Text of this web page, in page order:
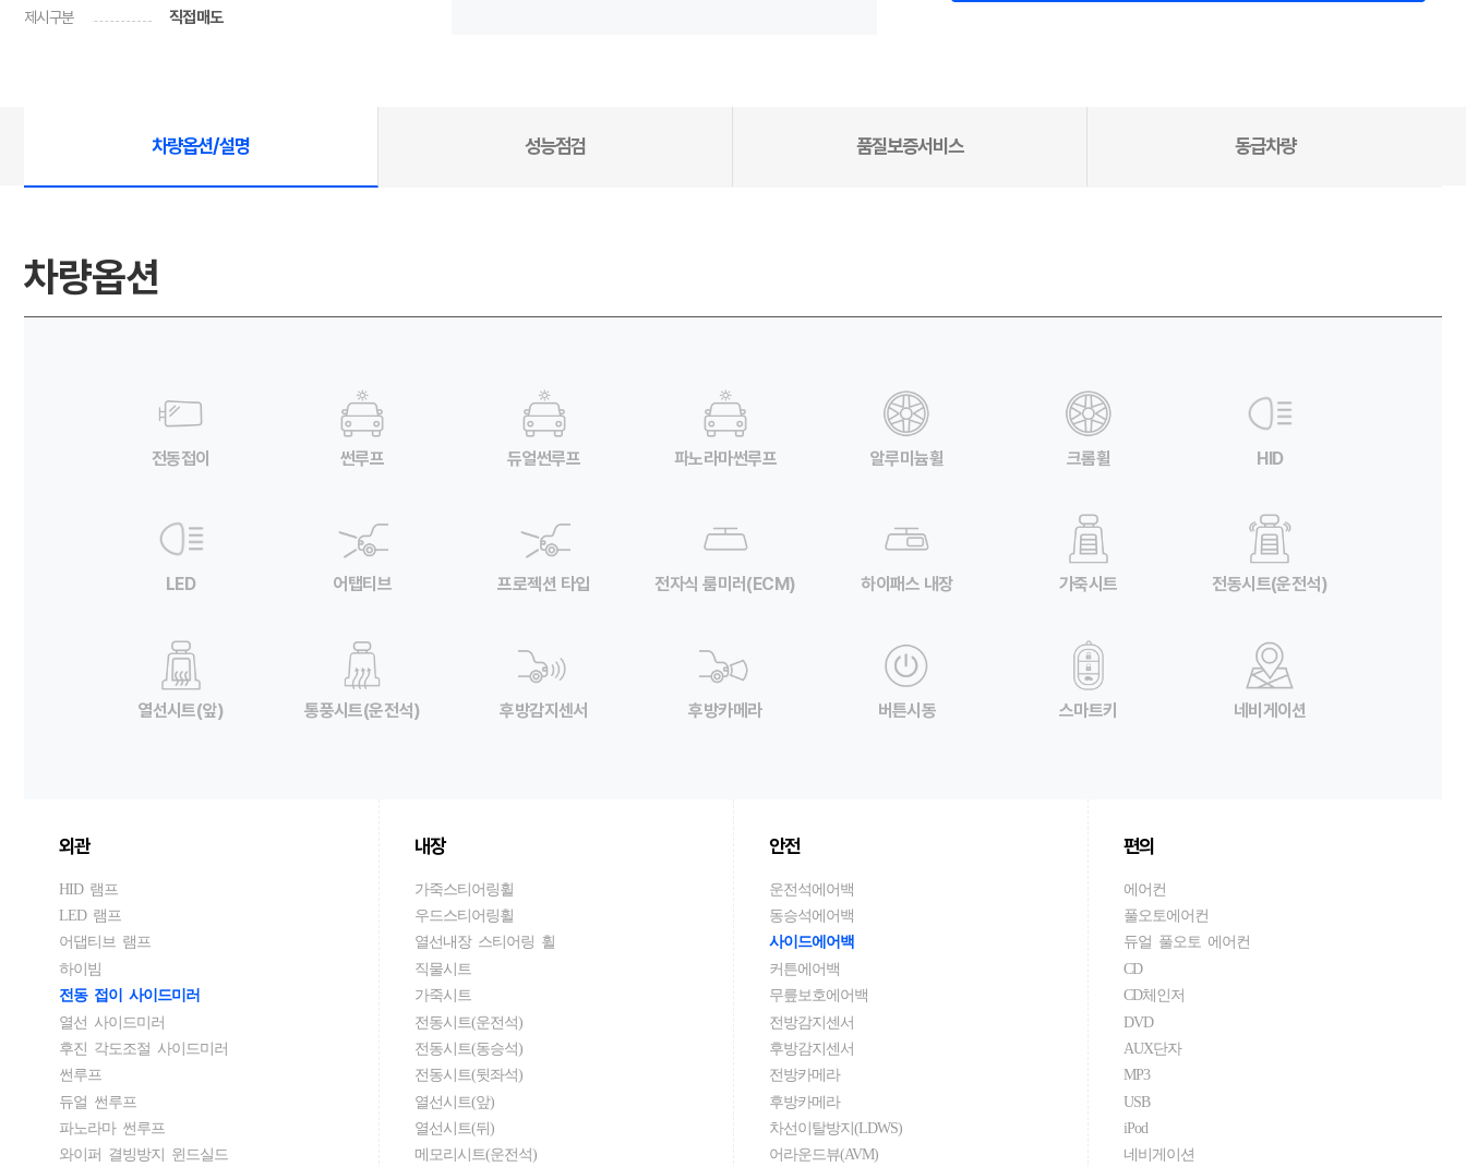
제시구분
직접매도
차량옵션/설명 성능점검 품질보증서비스 동급차량
차량옵션
전동접이 썬루프 듀얼썬루프 파노라마썬루프 알루미늄휠 크롬휠 HID
LED 어탭티브 프로젝션 타입 전자식 룸미러(ECM) 하이패스 내장 가죽시트 전동시트(운전석)
열선시트(앞) 통풍시트(운전석) 후방감지센서 후방카메라 버튼시동 스마트키 네비게이션
외관
HID 램프
LED 램프
어댑티브 램프
하이빔
전동 접이 사이드미러
열선 사이드미러
후진 각도조절 사이드미러
썬루프
듀얼 썬루프
파노라마 썬루프
와이퍼 결빙방지 윈드실드
내장
가죽스티어링휠
우드스티어링휠
열선내장 스티어링 휠
직물시트
가죽시트
전동시트(운전석)
전동시트(동승석)
전동시트(뒷좌석)
열선시트(앞)
열선시트(뒤)
메모리시트(운전석)
안전
운전석에어백
동승석에어백
사이드에어백
커튼에어백
무릎보호에어백
전방감지센서
후방감지센서
전방카메라
후방카메라
차선이탈방지(LDWS)
어라운드뷰(AVM)
편의
에어컨
풀오토에어컨
듀얼 풀오토 에어컨
CD
CD체인저
DVD
AUX단자
MP3
USB
iPod
네비게이션